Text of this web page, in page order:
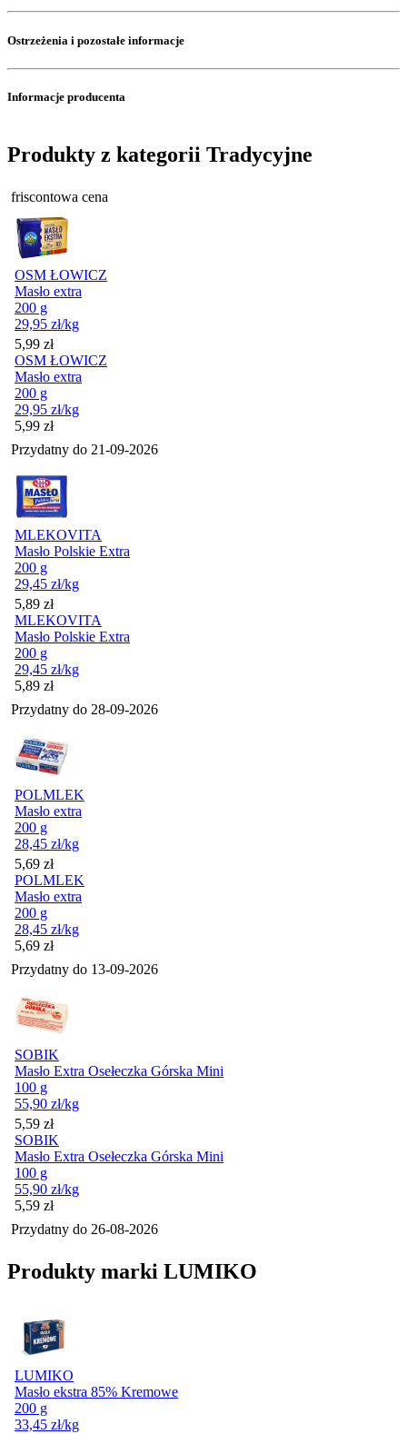
Ostrzeżenia i pozostałe informacje
Informacje producenta
Produkty z kategorii Tradycyjne
friscontowa cena
OSM ŁOWICZ
Masło extra
200 g
29,95 zł/kg
Cena
5,99 zł
OSM ŁOWICZ
Masło extra
200 g
29,95 zł/kg
Cena
5,99 zł
Przydatny do 21-09-2026
MLEKOVITA
Masło Polskie Extra
200 g
29,45 zł/kg
Cena
5,89 zł
MLEKOVITA
Masło Polskie Extra
200 g
29,45 zł/kg
Cena
5,89 zł
Przydatny do 28-09-2026
POLMLEK
Masło extra
200 g
28,45 zł/kg
Cena
5,69 zł
POLMLEK
Masło extra
200 g
28,45 zł/kg
Cena
5,69 zł
Przydatny do 13-09-2026
SOBIK
Masło Extra Osełeczka Górska Mini
100 g
55,90 zł/kg
Cena
5,59 zł
SOBIK
Masło Extra Osełeczka Górska Mini
100 g
55,90 zł/kg
Cena
5,59 zł
Przydatny do 26-08-2026
Produkty marki LUMIKO
LUMIKO
Masło ekstra 85% Kremowe
200 g
33,45 zł/kg